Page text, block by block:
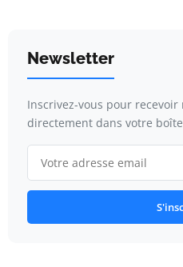
Newsletter
Inscrivez-vous pour
directement dans votre